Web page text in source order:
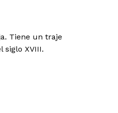
Tiene un traje
siglo XVIII.